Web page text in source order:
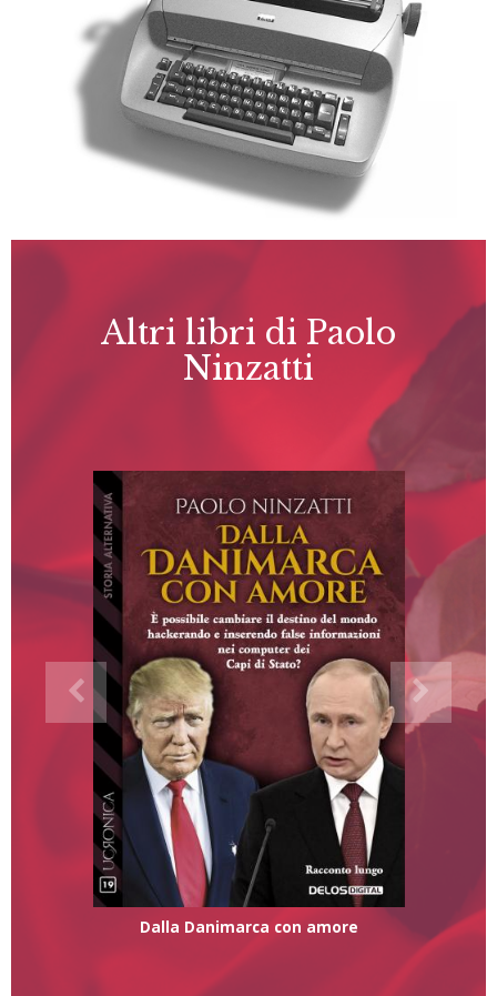
Altri libri di Paolo
Ninzatti
Dalla Danimarca con amore